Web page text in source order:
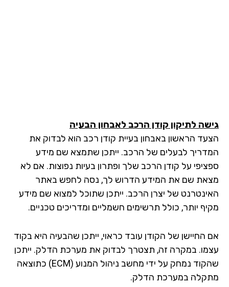
גישה לתיקון קודן הרכב לאבחון הבעיה
הצעד הראשון באבחון בעיית קודן רכב הוא לבדוק את
המדריך לבעלים של הרכב. ייתכן שתמצא שם מידע
ספציפי על קודן הרכב שלך ופתרון בעיות נפוצות. אם לא
מצאת שם את המידע הדרוש לך, נסה לחפש באתר
האינטרנט של יצרן הרכב. ייתכן שתוכל למצוא שם מידע
מקיף יותר, כולל תרשימים חשמליים ומדריכים טכניים.
אם החיישן של הקודן עובד כראוי, ייתכן שהבעיה היא בקוד
עצמו. במקרה זה, תצטרך לבדוק את מערכת הדלק. ייתכן
שהקוד נמחק על ידי מחשב ניהול המנוע (ECM) כתוצאה
מתקלה במערכת הדלק.